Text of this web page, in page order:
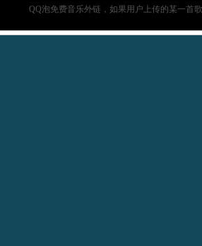
QQ泡免费音乐外链，如果用户上传的某一首